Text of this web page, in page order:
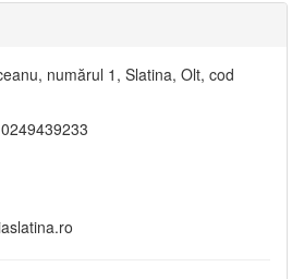
numărul 1, Slatina, Olt, cod